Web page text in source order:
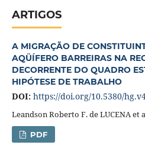
ARTIGOS
A MIGRAÇÃO DE
AQÜÍFERO BARREIRAS NA
DECORRENTE DO QUADRO
HIPÓTESE DE TRABALHO
DOI: https://doi.org/10.5380/
Leandson Roberto F. de LUCENA et
PDF